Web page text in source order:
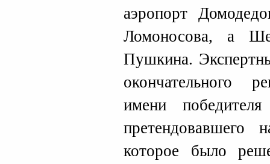
аэропорт
Ломоносова, а
Пушкина.
окончательного
имени
претендовавшего
которое было